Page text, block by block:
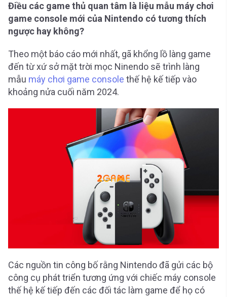
Điều các game thủ quan tâm là liệu mẫu máy chơi
game console mới của Nintendo có tương thích
ngược hay không?
Theo một báo cáo mới nhất, gã khổng lồ làng game
đến từ xứ sở mặt trời mọc Ninendo sẽ trình làng
mẫu máy chơi game console thế hệ kế tiếp vào
khoảng nửa cuối năm 2024.
Các nguồn tin công bố rằng Nintendo đã gửi các bộ
công cụ phát triển tương ứng với chiếc máy console
thế hệ kế tiếp đến các đối tác làm game để họ có